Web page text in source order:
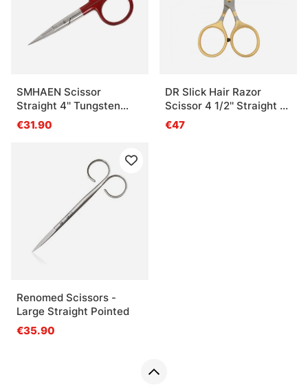
SMHAEN Scissor
Straight 4'' Tungsten
Carbide Red
€31.90
DR Slick Hair Razor
Scissor 4 1/2'' Straight -
Adjustable Tension
€47
Renomed Scissors -
Large Straight Pointed
€35.90